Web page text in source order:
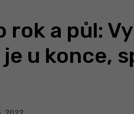
rok a půl:
u konce,